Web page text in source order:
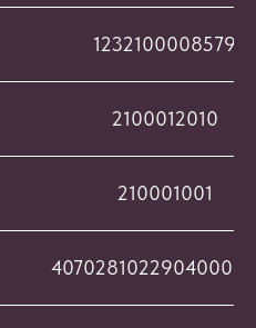
1232100008579
2100012010
210001001